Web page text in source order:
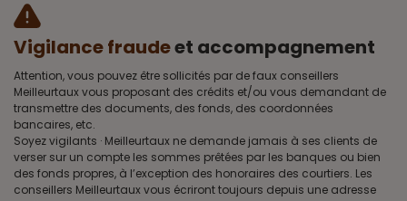
Vigilance fraudeet accompagnement
Attention, vous pouvez être sollicités par de faux conseillers
Meilleurtaux vous proposant des crédits et/ou vous demandant de
transmettre des documents, des fonds, des coordonnées
bancaires, etc.
Soyez vigilants · Meilleurtaux ne demande jamais à ses clients de
verser sur un compte les sommes prêtées par les banques ou bien
des fonds propres, à l’exception des honoraires des courtiers. Les
conseillers Meilleurtaux vous écriront toujours depuis une adresse